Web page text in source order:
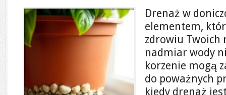
Drenaż w
elementem,
zdrowiu Twoich
nadmiar wody
korzenie mogą
do poważnych
kiedy drenaż